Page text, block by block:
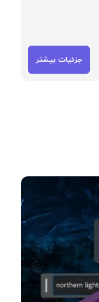
جزئیات بیشتر